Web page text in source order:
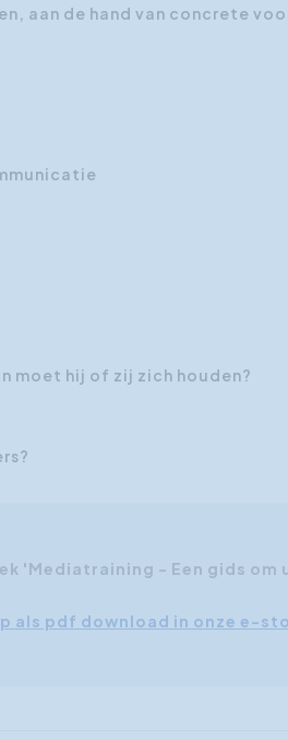
aan de hand van concrete
moet hij of zij zich houden?
'Mediatraining - Een gids om
als pdf download in onze e-